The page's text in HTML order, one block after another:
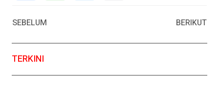
SEBELUM
BERIKUT
TERKINI